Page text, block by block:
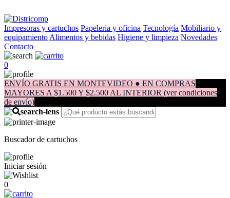
Impresoras y cartuchos Papeleria y oficina Tecnología Mobiliario y
equipamiento Alimentos y bebidas Higiene y limpieza Novedades
Contacto
0
ENVÍO GRATIS EN MONTEVIDEO ● EN COMPRAS
MAYORES A $1.500 Y $2.500 AL INTERIOR (ver condiciones
de envío)
Buscador de cartuchos
Iniciar sesión
0